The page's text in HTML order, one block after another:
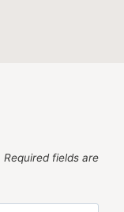
Required fields are